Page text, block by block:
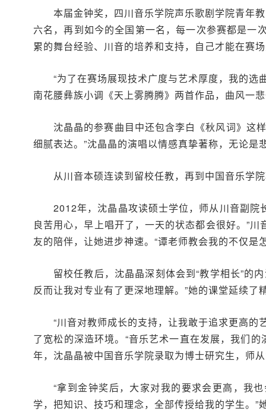
本届金钟奖，四川音乐学院声乐歌剧学院青年
六名，再到如今的全国第一名，每一次参赛都是一
累的舞台经验、川音的培养和支持，自己才能在赛
“为了在赛场展现技术广度与艺术厚度，我的
南花腰彝族小调《天上雾腾腾》两首作品，曲风一
沈晶晶的参赛曲目中还包含李白《秋风词》这
细腻表达。”沈晶晶的演唱以情感真挚著称，无论
从川音本硕连读到留校任教，再到中国音乐学
2012年，沈晶晶攻读硕士学位，师从川音副院
良苦用心，早上唱开了，一天的状态都会很好。”
友的陪伴，让她进步神速。“谭老师教会我的不仅
留校任教后，沈晶晶深刻体会到“教学相长”的
反而让我对专业有了更深地理解。”她的课堂延续
“川音对教师成长的支持，让我敢于追求更高
了宽松的深造环境。“音乐艺术一直在发展，我们
年，沈晶晶被中国音乐学院录取为博士研究生，师
“拿到金钟奖后，大家对我的要求会更高，我
学，把知识、技巧和理念，全部传授给我的学生。